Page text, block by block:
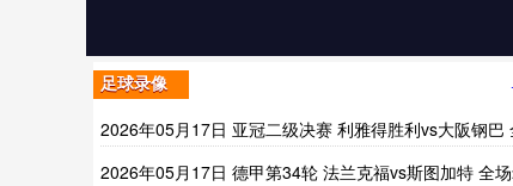
足球录像
2026年05月17日 亚冠二级决赛 利雅得胜利vs大阪钢巴
录像
2026年05月17日 德甲第34轮 法兰克福vs斯图加特 全